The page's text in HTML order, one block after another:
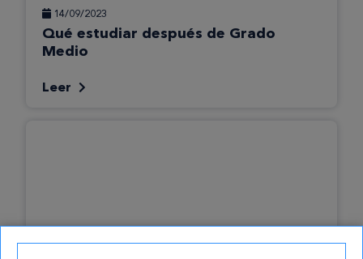
14/09/2023
Qué estudiar después de Grado
Medio
Leer